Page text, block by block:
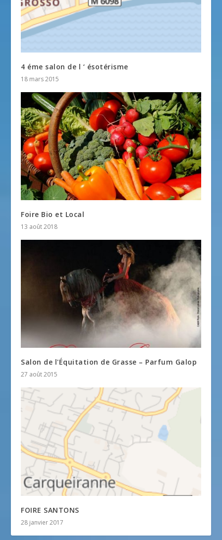
4 éme salon de l ‘ ésotérisme
18 mars 2015
Foire Bio et Local
13 août 2018
Salon de l'Équitation de Grasse – Parfum Galop
27 août 2015
FOIRE SANTONS
28 janvier 2017